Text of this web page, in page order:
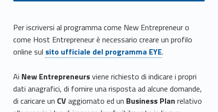
C
o
m
e
Per iscriversi al programma come New Entrepreneur o
come Host Entrepreneur è necessario creare un profilo
online sul sito ufficiale del programma EYE.
Ai New Entrepreneursviene richiesto di indicare i propri
dati anagrafici, di fornire una risposta ad alcune domande,
di caricare un CVaggiornato ed un Business Plan relativo